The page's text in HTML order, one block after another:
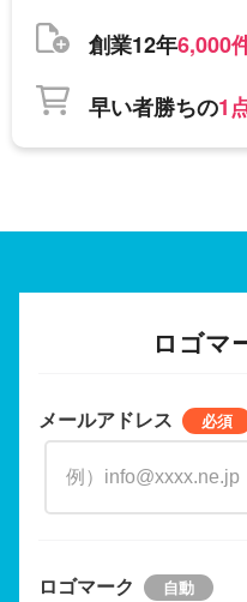
創業12年6,000
早い者勝ちの1
ロゴマ
メールアドレス
ロゴマーク